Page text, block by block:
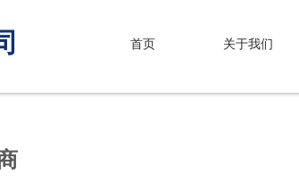
首页 关于我们